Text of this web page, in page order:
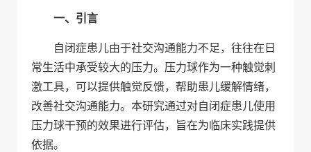
一、引言
自闭症患儿由于社交沟通能力不足，往往在日
常生活中承受较大的压力。压力球作为一种触觉刺
激工具，可以提供触觉反馈，帮助患儿缓解情绪，
改善社交沟通能力。本研究通过对自闭症患儿使用
压力球干预的效果进行评估，旨在为临床实践提供
依据。